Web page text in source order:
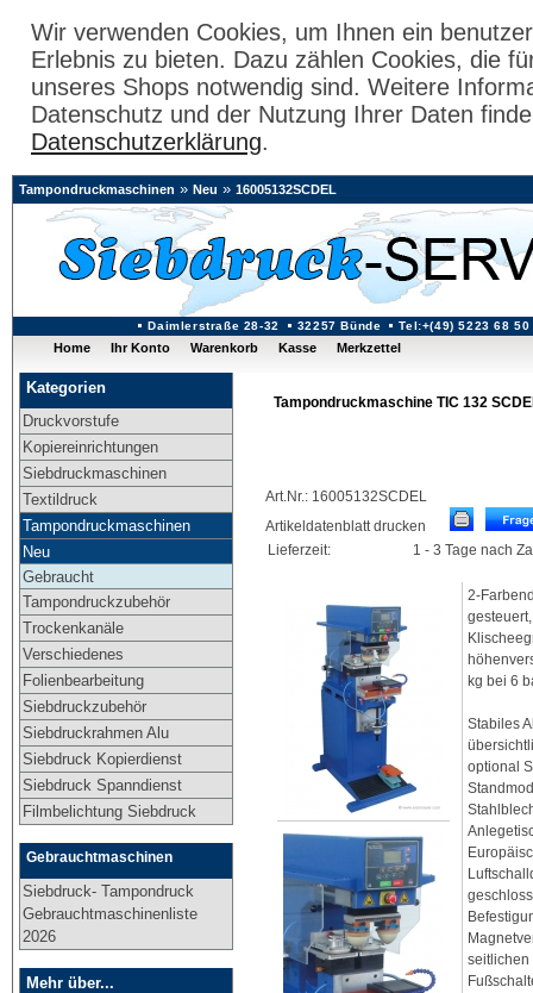
Wir verwenden Cookies, um Ihnen ein
Erlebnis zu bieten. Dazu zählen Cookies, die
unseres Shops notwendig sind. Weitere
Datenschutz und der Nutzung Ihrer Daten
Datenschutzerklärung.
Daimlerstraße 28-32 32257 Bünde Tel:+(49) 5223 68 50
Tampondruckmaschinen » Neu » 16005132SCDEL
Home Ihr Konto Warenkorb Kasse Merkzettel
Kategorien
Druckvorstufe
Kopiereinrichtungen
Siebdruckmaschinen
Textildruck
Tampondruckmaschinen
Neu
Gebraucht
Tampondruckzubehör
Trockenkanäle
Verschiedenes
Folienbearbeitung
Siebdruckzubehör
Siebdruckrahmen Alu
Siebdruck Kopierdienst
Siebdruck Spanndienst
Filmbelichtung Siebdruck
Gebrauchtmaschinen
Siebdruck- Tampondruck
Gebrauchtmaschinenliste
2026
Mehr über...
Tampondruckmaschine TIC 132
Art.Nr.: 16005132SCDEL
Artikeldatenblatt drucken
Lieferzeit:
1 - 3 Tage nach
2-
kg bei 6
Stabiles
optional
seitlichen